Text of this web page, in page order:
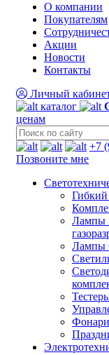
О компании
Покупателям
Акции
Новости
Контакты
Личный
каталог
ценам
+7
Позвоните мне
Лампы
Лампы